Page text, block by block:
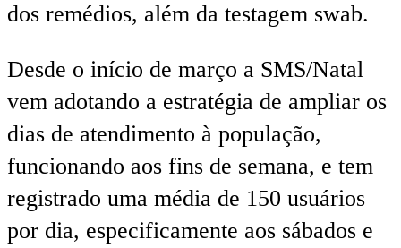
dos remédios, além da testagem swab.
Desde o início de março a SMS/Natal
vem adotando a estratégia de ampliar os
dias de atendimento à população,
funcionando aos fins de semana, e tem
registrado uma média de 150 usuários
por dia, especificamente aos sábados e